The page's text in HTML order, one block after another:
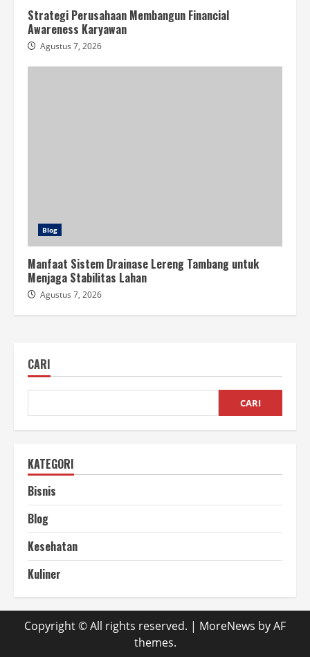
Strategi Perusahaan Membangun Financial
Awareness Karyawan
Agustus 7, 2026
Blog
Manfaat Sistem Drainase Lereng Tambang untuk
Menjaga Stabilitas Lahan
Agustus 7, 2026
CARI
CARI
KATEGORI
Bisnis
Blog
Kesehatan
Kuliner
Copyright © All rights reserved. | MoreNews by AF
themes.